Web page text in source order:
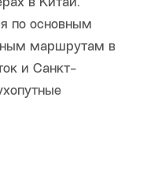
в Китай.
по основным
маршрутам в
и Санкт-